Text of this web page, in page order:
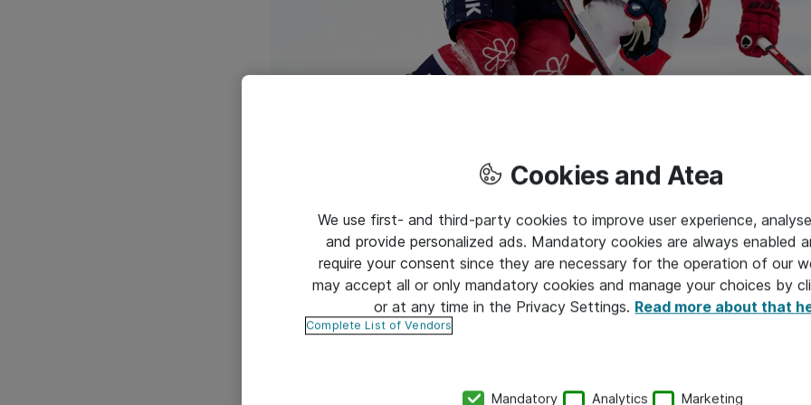
Vulnerability Scoring Systemin luokituksen 10/10. Microsoft on julkaissut
korjauksen elokuun päivityksissä.
Hyökkääjä voi saada päivittämättömille Windows-palvelimille järjestelmävalvojan
olevilla hyväksikäyttömenetelmillä. Vika mahdollistaa hyökkääjälle tilanteen,
valheellisesti minkä tahansa koneen identiteetin, myös toiminnan ohjauskoneen
Cookies and Atea
We use first- and third-party cookies to improve user experience,
and provide personalized ads. Mandatory cookies are always enabled
require your consent since they are necessary for the operation of our
may accept all or only mandatory cookies and manage your choices by
or at any time in the Privacy Settings. Read more about that
Complete List of Vendors
Mandatory Analytics Marketing